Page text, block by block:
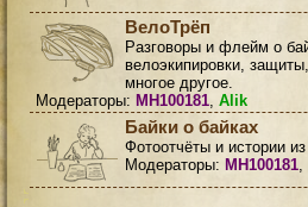
ВелоТрёп
Разговоры и флейм о
велоэкипировки,
многое другое.
Модераторы: MH100181, Alik
Байки о байках
Фотоотчёты и истории
Модераторы: MH100181,